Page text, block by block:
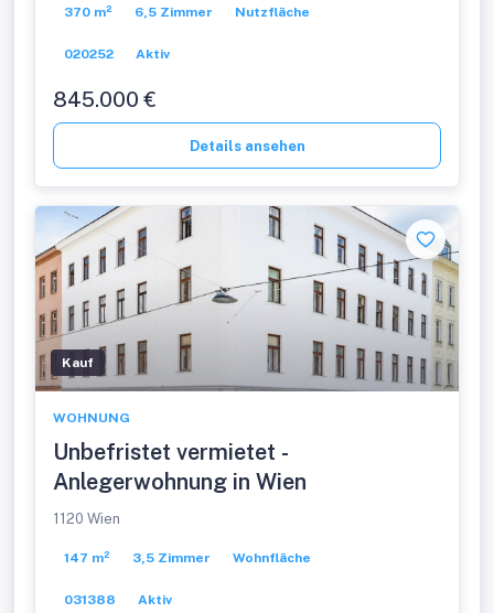
370 m² 6,5 Zimmer Nutzfläche
020252 Aktiv
845.000 €
Details ansehen
Kauf
WOHNUNG
Unbefristet vermietet -
Anlegerwohnung in Wien
1120 Wien
147 m² 3,5 Zimmer Wohnfläche
031388 Aktiv